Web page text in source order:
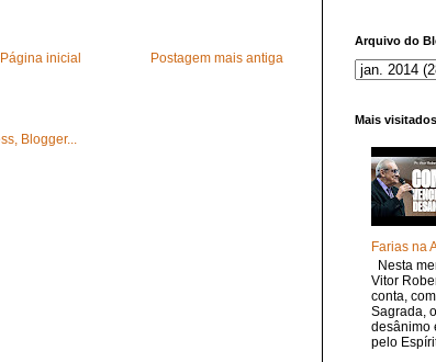
Postagem mais antiga
Página inicial
Arquivo do
Mais visitados
Farias na
Nesta
Vitor
conta,
Sagrada,
desânimo
pelo